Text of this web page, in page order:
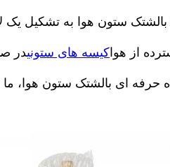
بالشتک ستون هوا به تشکیل
از هوا کیسه های ستونیدر
حرفه ای بالشتک ستون هوا،